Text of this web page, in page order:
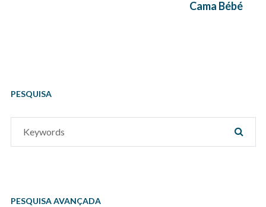
Cama Bébé
PESQUISA
PESQUISA AVANÇADA